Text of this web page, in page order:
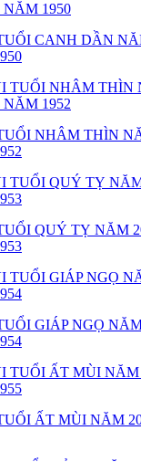
CANH DẦN
NHÂM THÌN
QUÝ TỴ NĂM
GIÁP NGỌ
ẤT MÙI NĂM